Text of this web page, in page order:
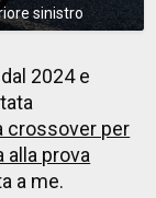
sinistro
2024 e
crossover per
alla prova
a me.